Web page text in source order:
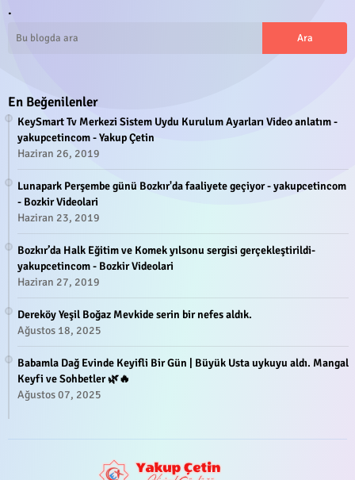
.
En Beğenilenler
KeySmart Tv Merkezi Sistem Uydu Kurulum Ayarları Video anlatım -
yakupcetincom - Yakup Çetin
Haziran 26, 2019
Lunapark Perşembe günü Bozkır'da faaliyete geçiyor - yakupcetincom
- Bozkir Videolari
Haziran 23, 2019
Bozkır’da Halk Eğitim ve Komek yılsonu sergisi gerçekleştirildi-
yakupcetincom - Bozkir Videolari
Haziran 27, 2019
Dereköy Yeşil Boğaz Mevkide serin bir nefes aldık.
Ağustos 18, 2025
Babamla Dağ Evinde Keyifli Bir Gün | Büyük Usta uykuyu aldı. Mangal
Keyfi ve Sohbetler 🌿🔥
Ağustos 07, 2025